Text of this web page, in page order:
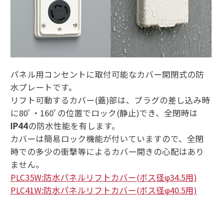
パネル用コンセントに取付可能なカバー開閉式の防
水プレートです。
リフト可動するカバー(蓋)部は、プラグの差し込み時
に80ﾟ・160ﾟの位置でロック(静止)でき、全閉時は
IP44の防水性能を有します。
カバーは簡易ロック機能が付いていますので、全閉
時での多少の衝撃等によるカバー開きの心配はあり
ません。
PLC35W:防水パネルリフトカバー(ボス径φ34.5用)
PLC41W:防水パネルリフトカバー(ボス径φ40.5用)